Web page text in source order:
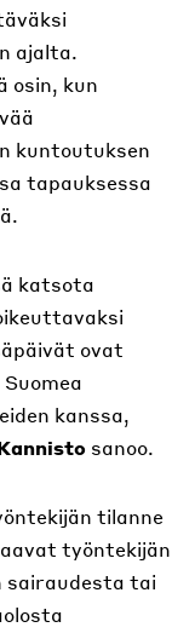
ajalta.
osin, kun
kuntoutuksen
tapauksessa
katsota
ovat
kanssa,
sanoo.
tilanne
työntekijän
sairaudesta tai